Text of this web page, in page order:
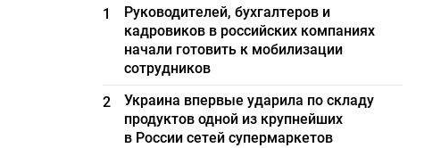
1
Руководителей, бухгалтеров и
кадровиков в российских компаниях
начали готовить к мобилизации
сотрудников
2
Украина впервые ударила по складу
продуктов одной из крупнейших
в России сетей супермаркетов